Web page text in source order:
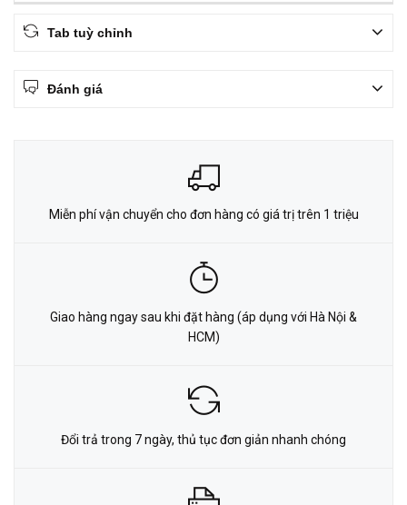
Tab tuỳ chỉnh
Đánh giá
Miễn phí vận chuyển cho đơn hàng có giá trị trên 1 triệu
Giao hàng ngay sau khi đặt hàng (áp dụng với Hà Nội &
HCM)
Đổi trả trong 7 ngày, thủ tục đơn giản nhanh chóng